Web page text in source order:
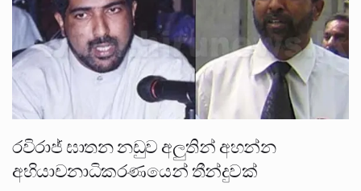
රවිරාජ් ඝාතන නඩුව අලුතින් අහන්න
අභියාචනාධිකරණයෙන් තීන්දුවක්